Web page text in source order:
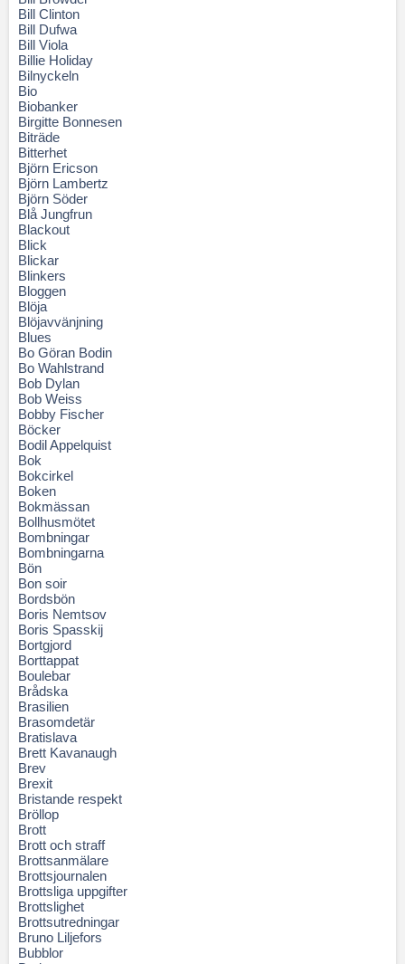
Bill Clinton
Bill Dufwa
Bill Viola
Billie Holiday
Bilnyckeln
Bio
Biobanker
Birgitte Bonnesen
Biträde
Bitterhet
Björn Ericson
Björn Lambertz
Björn Söder
Blå Jungfrun
Blackout
Blick
Blickar
Blinkers
Bloggen
Blöja
Blöjavvänjning
Blues
Bo Göran Bodin
Bo Wahlstrand
Bob Dylan
Bob Weiss
Bobby Fischer
Böcker
Bodil Appelquist
Bok
Bokcirkel
Boken
Bokmässan
Bollhusmötet
Bombningar
Bombningarna
Bön
Bon soir
Bordsbön
Boris Nemtsov
Boris Spasskij
Bortgjord
Borttappat
Boulebar
Brådska
Brasilien
Brasomdetär
Bratislava
Brett Kavanaugh
Brev
Brexit
Bristande respekt
Bröllop
Brott
Brott och straff
Brottsanmälare
Brottsjournalen
Brottsliga uppgifter
Brottslighet
Brottsutredningar
Bruno Liljefors
Bubblor